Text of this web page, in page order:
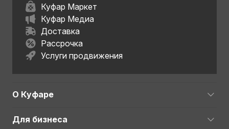
Куфар Маркет
Куфар Медиа
Доставка
Рассрочка
Услуги продвижения
О Куфаре
Для бизнеса